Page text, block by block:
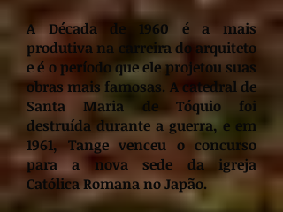
A Década de 1960 é a mais
produtiva na carreira do arquiteto
e é o período que ele projetou suas
obras mais famosas. A catedral de
Santa Maria de Tóquio foi
destruída durante a guerra, e em
1961, Tange venceu o concurso
para a nova sede da igreja
Católica Romana no Japão.